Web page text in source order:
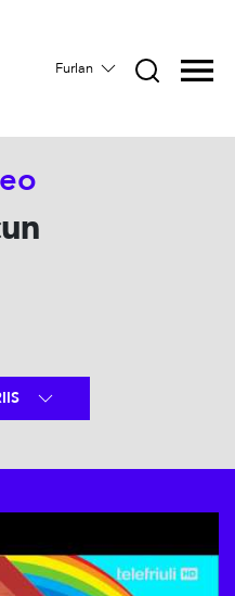
Furlan